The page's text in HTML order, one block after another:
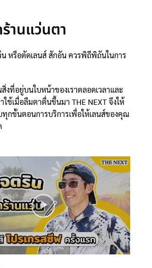
านแว่นตา
น หรือตัดเลนส์ สักอัน ควรพิถีพิถันในการ
งที่อยู่บนใบหน้าของเราตลอดเวลาและ
ใช้เมื่อลืมตาตื่นขึ้นมา THE NEXT จึงให้
กขั้นตอนการบริการเพื่อให้เลนส์ของคุณ